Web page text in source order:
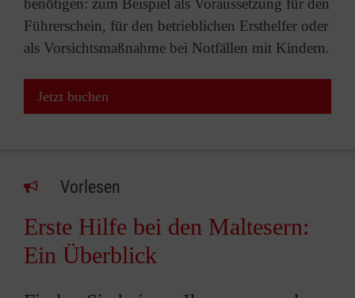
benötigen: zum Beispiel als Voraussetzung für den
Führerschein, für den betrieblichen Ersthelfer oder
als Vorsichtsmaßnahme bei Notfällen mit Kindern.
Jetzt buchen
Vorlesen
Erste Hilfe bei den Maltesern:
Ein Überblick